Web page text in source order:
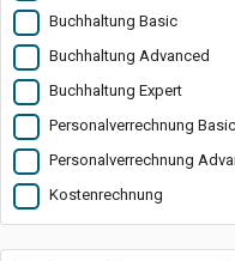
Buchhaltung Basic
Buchhaltung Advanced
Buchhaltung Expert
Personalverrechnung Basic
Personalverrechnung
Kostenrechnung